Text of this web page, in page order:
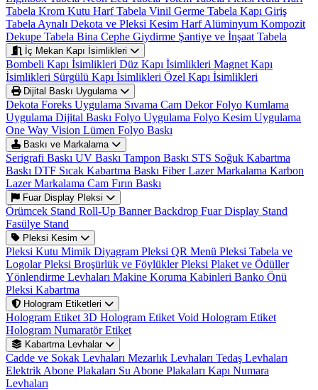
Tabela Krom Kutu Harf Tabela Vinil Germe Tabela Kapı Giriş
Tabela Aynalı Dekota ve Pleksi Kesim HarfAlüminyum Kompozit
Dekupe Tabela Bina Cephe Giydirme Şantiye ve İnşaat Tabela
İç Mekan Kapı İsimlikleri
Bombeli Kapı İsimlikleri Düz Kapı İsimlikleri Magnet Kapı
İsimlikleri Sürgülü Kapı İsimlikleri Özel Kapı İsimlikleri
Dijital Baskı Uygulama
Dekota Foreks Uygulama Sıvama Cam Dekor Folyo Kumlama
Uygulama Dijital Baskı Folyo Uygulama Folyo Kesim Uygulama
One Way Vision Lümen Folyo Baskı
Baskı ve Markalama
Serigrafi Baskı UV Baskı Tampon Baskı STS Soğuk Kabartma
Baskı DTF Sıcak Kabartma Baskı Fiber Lazer Markalama Karbon
Lazer Markalama Cam Fırın Baskı
Fuar Display Pleksi
Örümcek Stand Roll-Up BannerBackdrop Fuar Display Stand
Fasülye Stand
Pleksi Kesim
Pleksi Kutu Mimik Diyagram Pleksi QR Menü Pleksi Tabela ve
LogolarPleksi Broşürlük ve FöylüklerPleksi Plaket ve Ödüller
Yönlendirme Levhaları Makine Koruma Kabinleri Banko Önü
Pleksi Kabartma
Hologram Etiketleri
Hologram Etiket 3D Hologram Etiket Void Hologram Etiket
Hologram Numaratör Etiket
Kabartma Levhalar
Cadde ve Sokak Levhaları Mezarlık Levhaları Tedaş Levhaları
Elektrik Abone Plakaları Su Abone Plakaları Kapı Numara
Levhaları